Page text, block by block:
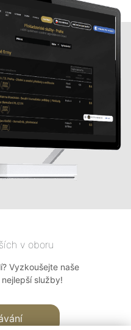
v oboru
Vyzkoušejte naše
služby!